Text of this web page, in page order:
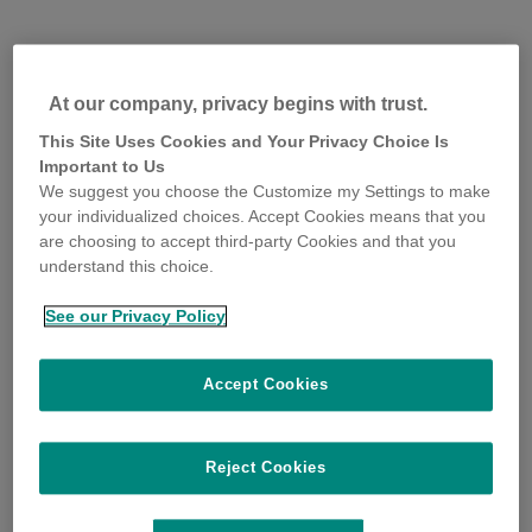
At our company, privacy begins with trust.
This Site Uses Cookies and Your Privacy Choice Is
Important to Us
We suggest you choose the Customize my Settings to make
your individualized choices. Accept Cookies means that you
are choosing to accept third-party Cookies and that you
understand this choice.
See our Privacy Policy
Reject Cookies
Accept Cookies